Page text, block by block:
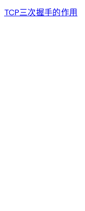
TCP三次握手的作用